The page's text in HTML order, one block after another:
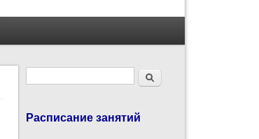
Форма поискаПоиск
Расписание занятий